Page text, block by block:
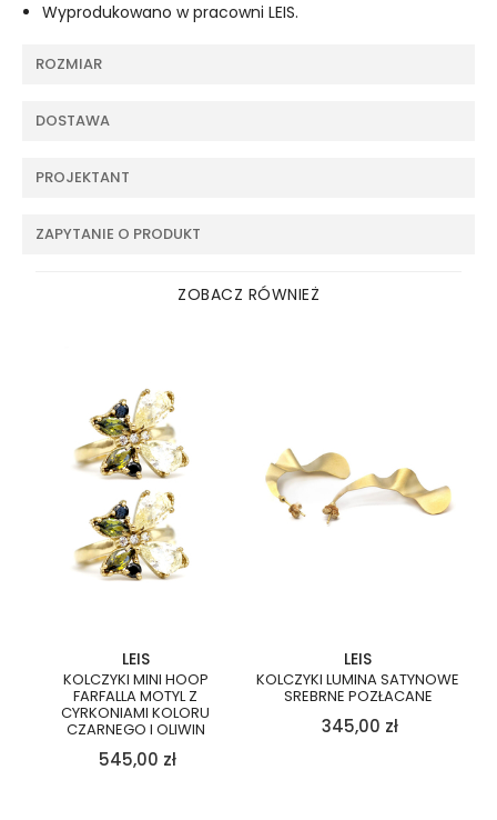
Wyprodukowano w pracowni LEIS.
ROZMIAR
DOSTAWA
PROJEKTANT
ZAPYTANIE O PRODUKT
ZOBACZ RÓWNIEŻ
LEIS
KOLCZYKI MINI HOOP
FARFALLA MOTYL Z
CYRKONIAMI KOLORU
CZARNEGO I OLIWIN
545,00 zł
LEIS
KOLCZYKI LUMINA SATYNOWE
SREBRNE POZŁACANE
345,00 zł